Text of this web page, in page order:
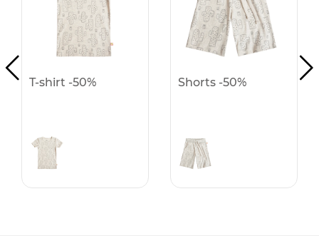
T-shirt -50% Shorts -50%